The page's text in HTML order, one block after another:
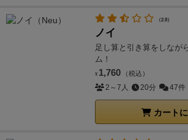
（2.8）
ノイ
足し算と引き算をしなが
ム！
¥ 1,760 （税込）
2～7人 20分 47件
カート